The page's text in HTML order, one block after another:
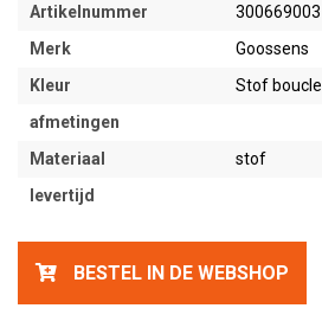
Artikelnummer
300669003
Merk
Goossens
Kleur
Stof
afmetingen
Materiaal
stof
levertijd
BESTEL IN DE WEBSHOP